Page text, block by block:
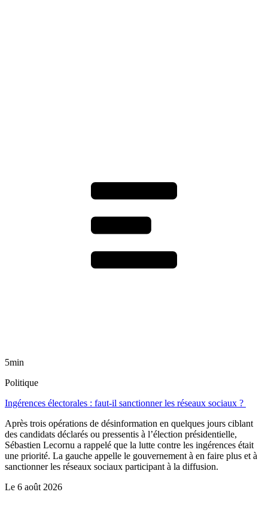
5min
Politique
Ingérences électorales : faut-il sanctionner les réseaux sociaux ?
Après trois opérations de désinformation en quelques jours ciblant
des candidats déclarés ou pressentis à l’élection présidentielle,
Sébastien Lecornu a rappelé que la lutte contre les ingérences était
une priorité. La gauche appelle le gouvernement à en faire plus et à
sanctionner les réseaux sociaux participant à la diffusion.
Le 6 août 2026